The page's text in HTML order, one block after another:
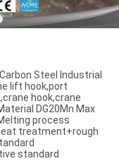
Steel Industrial
lift hook,port
hook,crane
DG20Mn Max
process
treatment+rough
standard